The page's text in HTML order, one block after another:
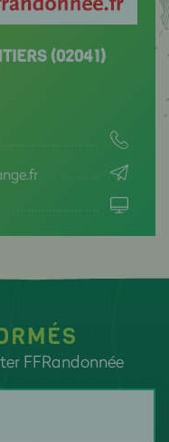
(02041)
FFRandonnée